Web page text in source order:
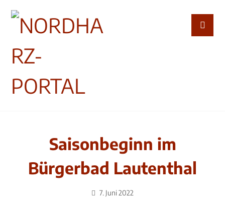
Saisonbeginn im
Bürgerbad Lautenthal
7. Juni 2022